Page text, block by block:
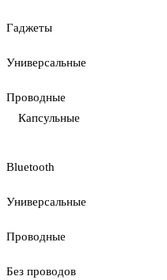
Гаджеты
Универсальные
Проводные
Капсульные
Bluetooth
Универсальные
Проводные
Без проводов